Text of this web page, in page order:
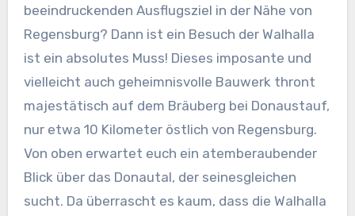
beeindruckenden Ausflugsziel in der Nähe von
Regensburg? Dann ist ein Besuch der Walhalla
ist ein absolutes Muss! Dieses imposante und
vielleicht auch geheimnisvolle Bauwerk thront
majestätisch auf dem Bräuberg bei Donaustauf,
nur etwa 10 Kilometer östlich von Regensburg.
Von oben erwartet euch ein atemberaubender
Blick über das Donautal, der seinesgleichen
sucht. Da überrascht es kaum, dass die Walhalla